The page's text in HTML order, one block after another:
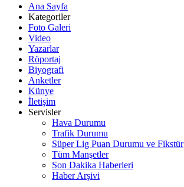
Ana Sayfa
Kategoriler
Foto Galeri
Video
Yazarlar
Röportaj
Biyografi
Anketler
Künye
İletişim
Servisler
Hava Durumu
Trafik Durumu
Süper Lig Puan Durumu ve Fikstür
Tüm Manşetler
Son Dakika Haberleri
Haber Arşivi